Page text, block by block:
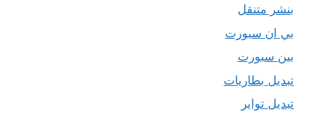
بنشر متنقل
بي ان سبورت
بين سبورت
تبديل بطاريات
تبديل تواير